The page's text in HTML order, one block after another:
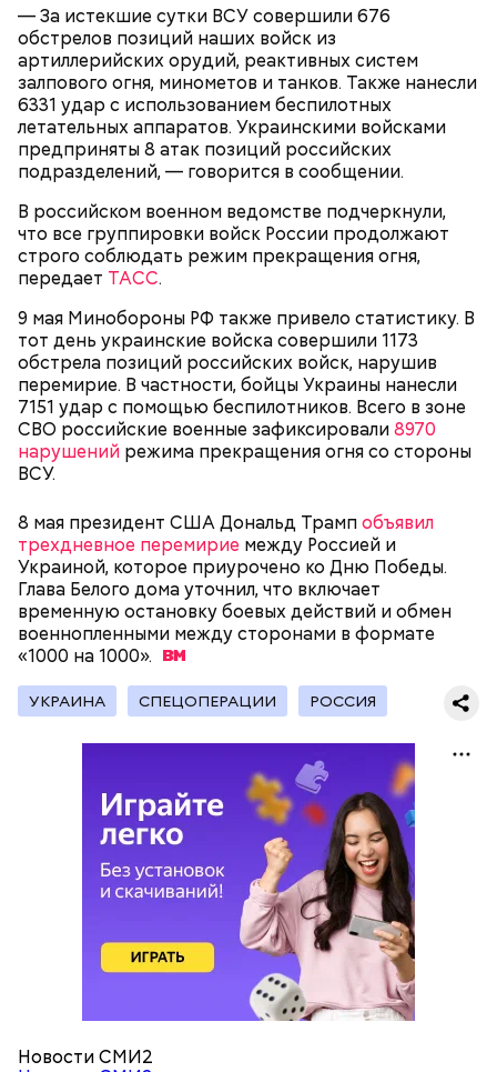
— За истекшие сутки ВСУ совершили 676
обстрелов позиций наших войск из
артиллерийских орудий, реактивных систем
залпового огня, минометов и танков. Также нанесли
6331 удар с использованием беспилотных
летательных аппаратов. Украинскими войсками
предприняты 8 атак позиций российских
подразделений, — говорится в сообщении.
В российском военном ведомстве подчеркнули,
что все группировки войск России продолжают
строго соблюдать режим прекращения огня,
передает ТАСС.
9 мая Минобороны РФ также привело статистику. В
тот день украинские войска совершили 1173
обстрела позиций российских войск, нарушив
перемирие. В частности, бойцы Украины нанесли
7151 удар с помощью беспилотников. Всего в зоне
СВО российские военные зафиксировали8970
нарушений режима прекращения огня со стороны
ВСУ.
8 мая президент США Дональд Трампобъявил
трехдневное перемирие между Россией и
Украиной, которое приурочено ко Дню Победы.
Глава Белого дома уточнил, что включает
временную остановку боевых действий и обмен
военнопленными между сторонами в формате
«1000 на 1000».
УКРАИНА СПЕЦОПЕРАЦИИ РОССИЯ
Новости СМИ2
петрушка;
— Кабачки, порезанные кубиками, нужно легко
обжарить на сковороде. К ним добавляются зелень
петрушки, чеснок, соль и оливковое масло.
Получается очень вкусно, — поделился рецептом
Копылов.
Спагетти из кабачков
лишним весом.
представлен фруктозой. С одной стороны — это
хорошо, потому что дает энергию. Но важно
помнить, что сладкими дынями не нужно сильно
увлекаться, так же как и арбузами, людям с
сахарным диабетом и лишним весом, —
подчеркнула доктор.
Терапевт Кондрахин назвал
продукты и напитки, которые
выводят токсины из организма
Чистит сосуды и защищает от
рака: чем полезен кресс-салат